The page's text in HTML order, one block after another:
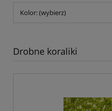
Kolor: (wybierz)
Drobne koraliki